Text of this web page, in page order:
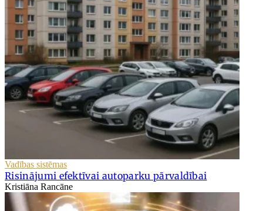
Vadības sistēmas
Risinājumi efektīvai autoparku pārvaldībai
Kristiāna Rancāne